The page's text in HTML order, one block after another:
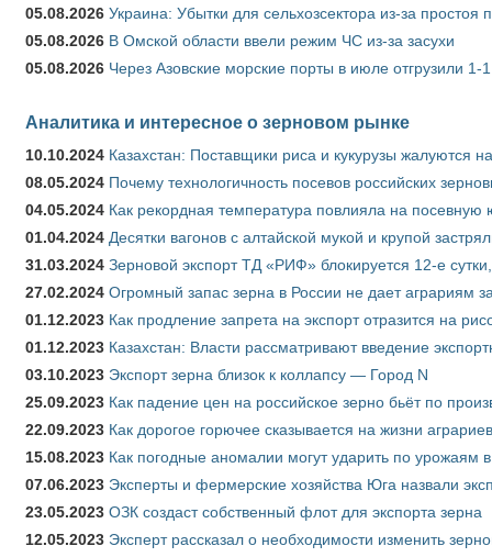
05.08.2026 Украина: Убытки для сельхозсектора из-за простоя
05.08.2026 В Омской области ввели режим ЧС из-за засухи
05.08.2026 Через Азовские морские порты в июле отгрузили
Аналитика и интересное о зерновом рынке
10.10.2024 Казахстан: Поставщики риса и кукурузы жалуются
08.05.2024 Почему технологичность посевов российских
04.05.2024 Как рекордная температура повлияла на
01.04.2024 Десятки вагонов с алтайской мукой и крупой
31.03.2024 Зерновой экспорт ТД «РИФ» блокируется 12-е
27.02.2024 Огромный запас зерна в России не дает аграриям
01.12.2023 Как продление запрета на экспорт отразится на
01.12.2023 Казахстан: Власти рассматривают введение
03.10.2023 Экспорт зерна близок к коллапсу — Город N
25.09.2023 Как падение цен на российское зерно бьёт по
22.09.2023 Как дорогое горючее сказывается на жизни аграриев
15.08.2023 Как погодные аномалии могут ударить по урожаям
07.06.2023 Эксперты и фермерские хозяйства Юга назвали
23.05.2023 ОЗК создаст собственный флот для экспорта зерна
12.05.2023 Эксперт рассказал о необходимости изменить